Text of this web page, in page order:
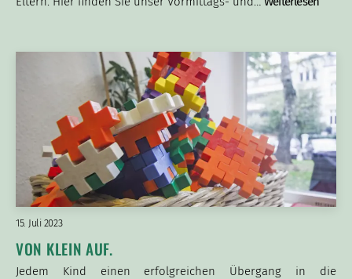
15. Juli 2023
VON KLEIN AUF.
Jedem Kind einen erfolgreichen Übergang in die